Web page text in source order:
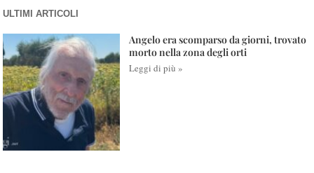
ULTIMI ARTICOLI
Angelo era scomparso da giorni, trovato
morto nella zona degli orti
Leggi di più »